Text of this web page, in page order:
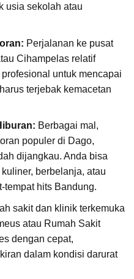
usia sekolah atau
Perjalanan ke pusat
Cihampelas relatif
untuk mencapai
terjebak kemacetan
Berbagai mal,
populer di Dago,
dijangkau. Anda bisa
berbelanja, atau
tempat hits Bandung.
sakit dan klinik terkemuka
atau Rumah Sakit
dengan cepat,
dalam kondisi darurat